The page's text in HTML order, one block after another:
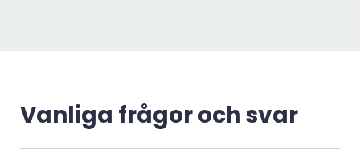
Vanliga frågor och svar